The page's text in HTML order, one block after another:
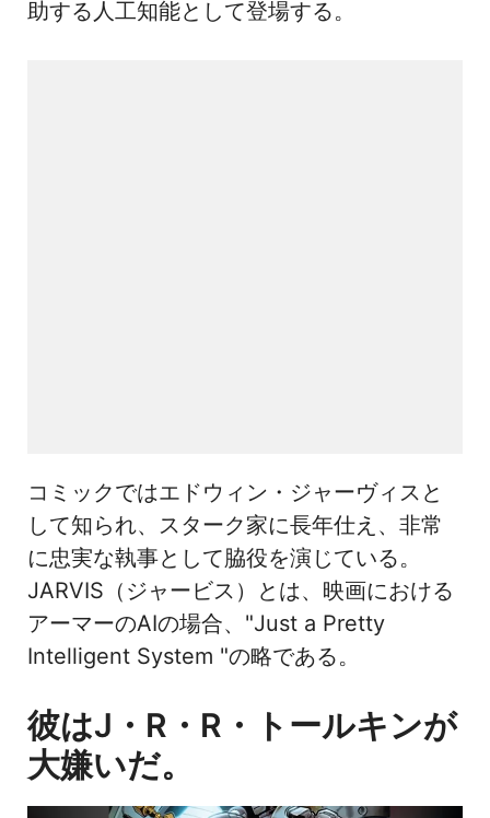
助する人工知能として登場する。
コミックではエドウィン・ジャーヴィスと
して知られ、スターク家に長年仕え、非常
に忠実な執事として脇役を演じている。
JARVIS（ジャービス）とは、映画における
アーマーのAIの場合、"Just a Pretty
Intelligent System "の略である。
彼はJ・R・R・トールキンが
大嫌いだ。